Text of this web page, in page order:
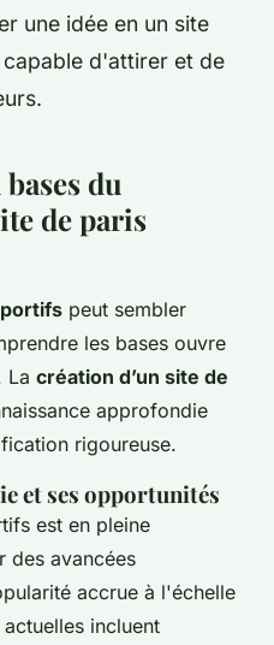
une idée en un site
d'attirer et de
du
de paris
peut sembler
les bases ouvre
La création d’un site de
approfondie
rigoureuse.
et ses opportunités
est en pleine
des avancées
accrue à l'échelle
incluent